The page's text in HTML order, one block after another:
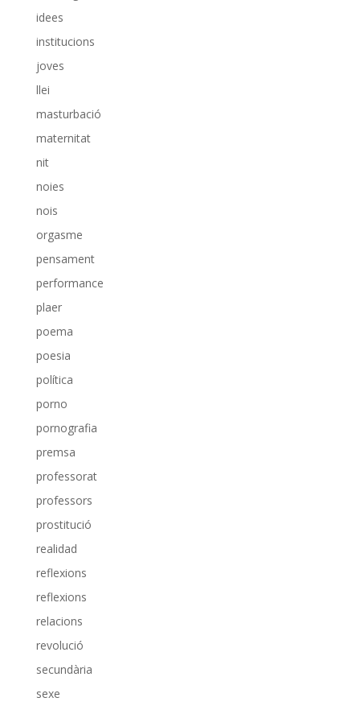
idees
institucions
joves
llei
masturbació
maternitat
nit
noies
nois
orgasme
pensament
performance
plaer
poema
poesia
política
porno
pornografia
premsa
professorat
professors
prostitució
realidad
reflexions
reflexions
relacions
revolució
secundària
sexe